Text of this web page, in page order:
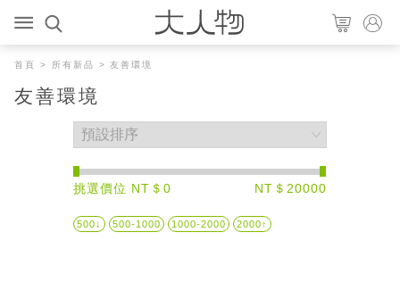
首頁 > 所有新品 > 友善環境
友善環境
挑選價位 NT＄0 NT＄20000
500↓ 500-1000 1000-2000 2000↑